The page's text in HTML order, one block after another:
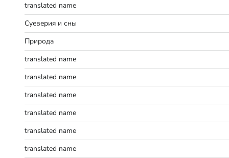
translated name
Суеверия и сны
Природа
translated name
translated name
translated name
translated name
translated name
translated name